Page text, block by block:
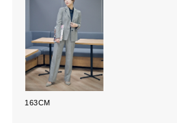
163CM